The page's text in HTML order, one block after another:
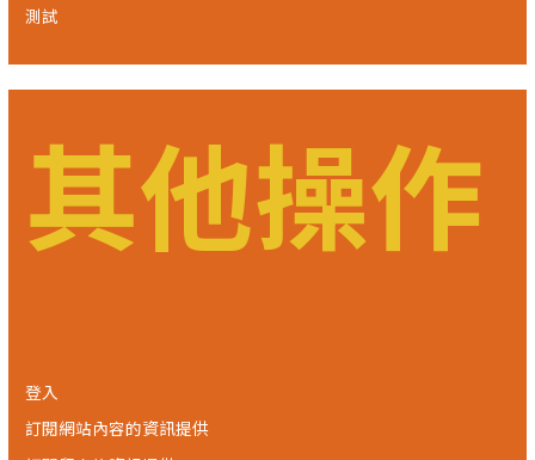
測試
其他操作
登入
訂閱網站內容的資訊提供